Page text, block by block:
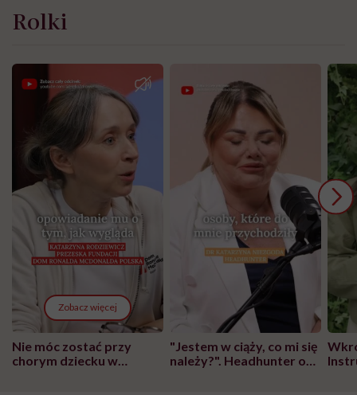
Rolki
Zobacz więcej
Nie móc zostać przy
chorym dziecku w
"Jestem w ciąży, co mi się
należy?". Headhunter o